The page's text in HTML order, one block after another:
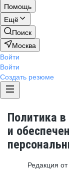
Помощь
Ещё
Поиск
Москва
Войти
Войти
Создать резюме
Политика в
и
Редакция